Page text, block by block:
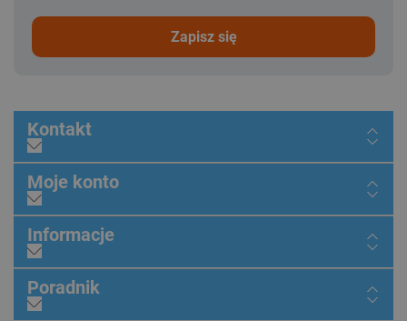
zapisz się
Kontakt
Moje konto
Informacje
Poradnik